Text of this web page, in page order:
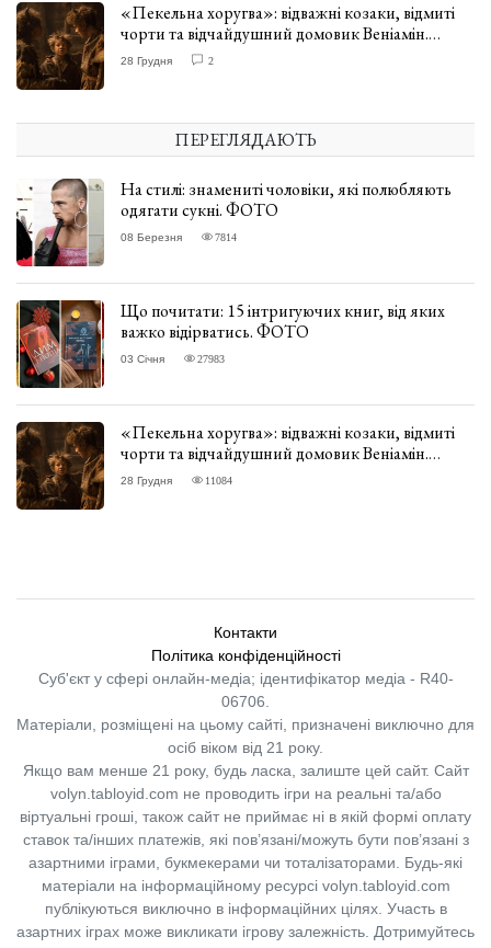
«Пекельна хоругва»: відважні козаки, відмиті
чорти та відчайдушний домовик Веніамін.
ВІДГУК
28 Грудня 2
ПЕРЕГЛЯДАЮТЬ
На стилі: знамениті чоловіки, які полюбляють
одягати сукні. ФОТО
08 Березня 7814
Що почитати: 15 інтригуючих книг, від яких
важко відірватись. ФОТО
03 Січня 27983
«Пекельна хоругва»: відважні козаки, відмиті
чорти та відчайдушний домовик Веніамін.
ВІДГУК
28 Грудня 11084
Контакти
Політика конфіденційності
Суб'єкт у сфері онлайн-медіа; ідентифікатор медіа - R40-
06706.
Матеріали, розміщені на цьому сайті, призначені виключно для
осіб віком від 21 року.
Якщо вам менше 21 року, будь ласка, залиште цей сайт. Сайт
volyn.tabloyid.com не проводить ігри на реальні та/або
віртуальні гроші, також сайт не приймає ні в якій формі оплату
ставок та/інших платежів, які пов’язані/можуть бути пов’язані з
азартними іграми, букмекерами чи тоталізаторами. Будь-які
матеріали на інформаційному ресурсі volyn.tabloyid.com
публікуються виключно в інформаційних цілях. Участь в
азартних іграх може викликати ігрову залежність. Дотримуйтесь